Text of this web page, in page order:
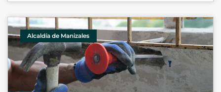
Alcaldía de Manizales